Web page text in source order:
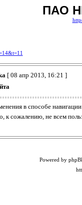
ПАО
[ 08 апр 2013, 16:21 ]
в способе
к сожалению, не всем
Powered by